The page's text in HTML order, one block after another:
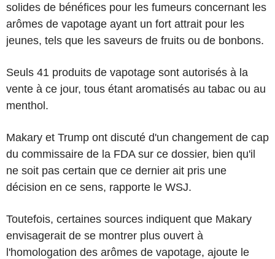
solides de bénéfices pour les fumeurs concernant les
arômes de vapotage ayant un fort attrait pour les
jeunes, tels que les saveurs de fruits ou de bonbons.
Seuls 41 produits de vapotage sont autorisés à la
vente à ce jour, tous étant aromatisés au tabac ou au
menthol.
Makary et Trump ont discuté d'un changement de cap
du commissaire de la FDA sur ce dossier, bien qu'il
ne soit pas certain que ce dernier ait pris une
décision en ce sens, rapporte le WSJ.
Toutefois, certaines sources indiquent que Makary
envisagerait de se montrer plus ouvert à
l'homologation des arômes de vapotage, ajoute le